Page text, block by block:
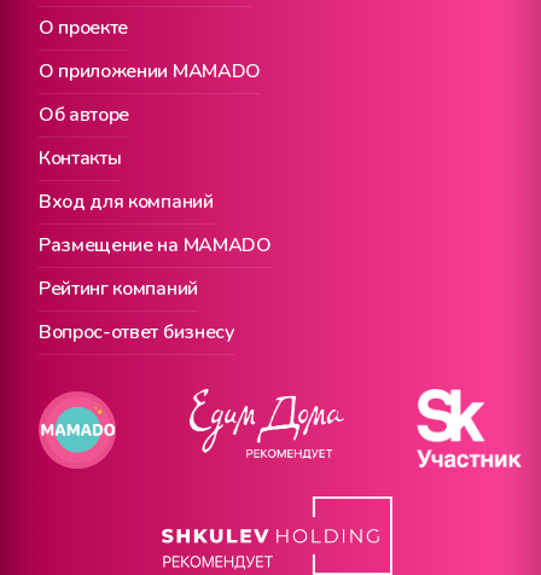
О проекте
Вход для компаний
О приложении MAMADO
Размещение на MAMADO
Об авторе
Рейтинг компаний
Контакты
Вопрос-ответ бизнесу